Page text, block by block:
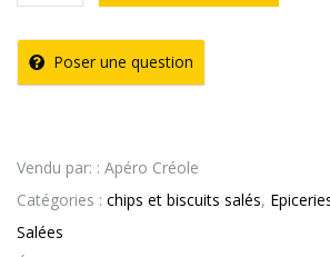
de
Chips
Banane
75g
)
–
Poser une question
Vendu par: : Apéro Créole
Catégories : chips et biscuits salés,
Salées